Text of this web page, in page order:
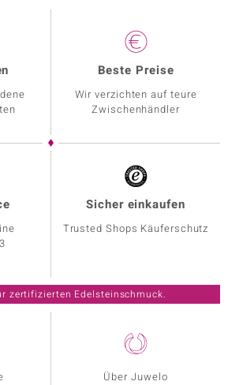
Über Juwelo
Beste Preise
Wir verzichten auf teure
Zwischenhändler
Sicher einkaufen
Trusted Shops Käuferschutz
zertifizierten Edelsteinschmuck.